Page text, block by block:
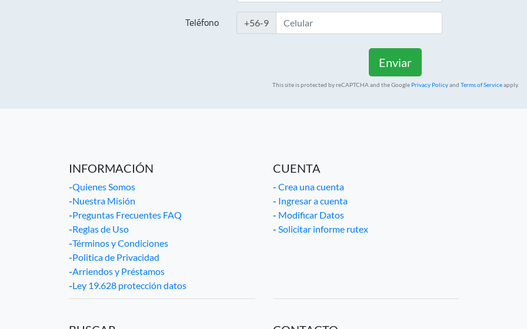
Teléfono
+56-9
This site is protected by reCAPTCHA and the Google Privacy Policyand Terms of Serviceapply.
INFORMACIÓN
-Quienes Somos
-Nuestra Misión
-Preguntas Frecuentes FAQ
-Reglas de Uso
-Términos y Condiciones
-Politica de Privacidad
-Arriendos y Préstamos
-Ley 19.628 protección datos
CUENTA
- Crea una cuenta
- Ingresar a cuenta
- Modificar Datos
- Solicitar informe rutex